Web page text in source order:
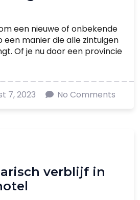
een nieuwe of onbekende
manier die alle zintuigen
Of je nu door een provincie
7, 2023 No Comments
verblijf in